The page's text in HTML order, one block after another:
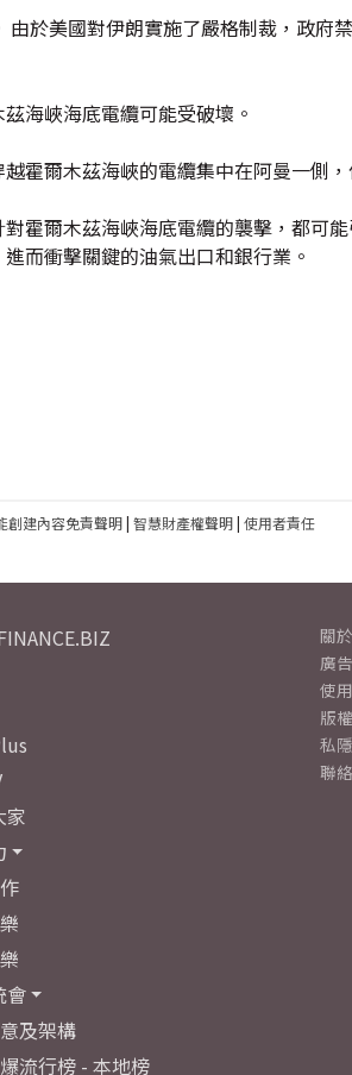
於美國對伊朗實施了嚴格制裁，政府
海峽海底電纜可能受破壞。
霍爾木茲海峽的電纜集中在阿曼一側
霍爾木茲海峽海底電纜的襲擊，都可
而衝擊關鍵的油氣出口和銀行業。
創建內容免責聲明| 智慧財產權聲明| 使用者責任
家
會
及架構
流行榜 - 本地榜
關
廣
使
版
私
聯